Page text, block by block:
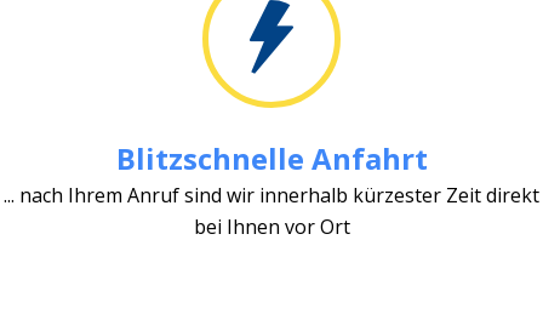
Blitzschnelle Anfahrt
... nach Ihrem Anruf sind wir innerhalb kürzester Zeit direkt
bei Ihnen vor Ort